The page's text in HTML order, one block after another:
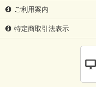
ご利用案内
特定商取引法表示